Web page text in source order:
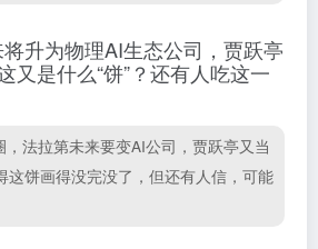
升为物理AI生态公司，贾跃亭
又是什么“饼”？还有人吃这一
法拉第未来要变AI公司，贾跃亭又当
这饼画得没完没了，但还有人信，可能